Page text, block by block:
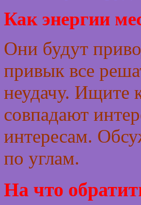
Как энергии
Они будут
привык все
неудачу. Ищите
совпадают
интересам.
по углам.
На что